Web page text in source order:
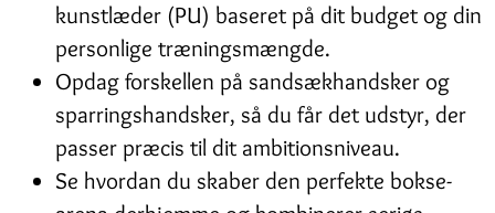
kunstlæder (PU) baseret på dit budget og din
personlige træningsmængde.
Opdag forskellen på sandsækhandsker og
sparringshandsker, så du får det udstyr, der
passer præcis til dit ambitionsniveau.
Se hvordan du skaber den perfekte bokse-